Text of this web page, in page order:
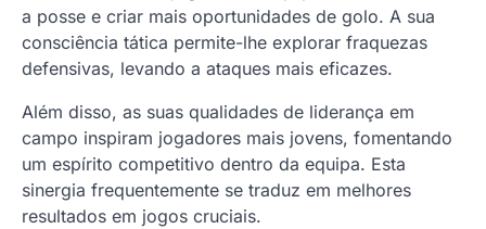
a posse e criar mais oportunidades de golo. A sua
consciência tática permite-lhe explorar fraquezas
defensivas, levando a ataques mais eficazes.
Além disso, as suas qualidades de liderança em
campo inspiram jogadores mais jovens, fomentando
um espírito competitivo dentro da equipa. Esta
sinergia frequentemente se traduz em melhores
resultados em jogos cruciais.